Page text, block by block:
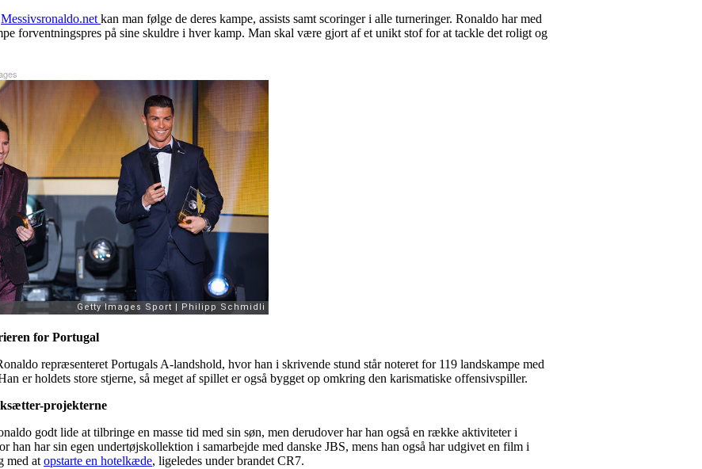
Messivsronaldo.netkan man følge de deres kampe, assists samt scoringer i alle turneringer. Ronaldo har med
forventningspres på sine skuldre i hver kamp. Man skal være gjort af et unikt stof for at tackle det roligt og
for Portugal
repræsenteret Portugals A-landshold, hvor han i skrivende stund står noteret for 119 landskampe med
er holdets store stjerne, så meget af spillet er også bygget op omkring den karismatiske offensivspiller.
projekterne
godt lide at tilbringe en masse tid med sin søn, men derudover har han også en række aktiviteter i
han har sin egen undertøjskollektion i samarbejde med danske JBS, mens han også har udgivet en film i
med atopstarte en hotelkæde, ligeledes under brandet CR7.